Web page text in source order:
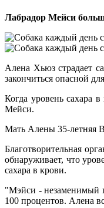
Лабрадор Мейси
Алена Хьюз страдает
закончиться опасной
Когда уровень сахара
Мейси.
Мать Алены 35-летняя
Благотворительная
обнаруживает, что
сахара в крови.
"Мэйси - незаменимый
100 процентов. Алена